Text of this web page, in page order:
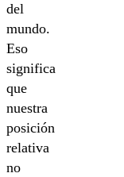
del
mundo.
Eso
significa
que
nuestra
posición
relativa
no